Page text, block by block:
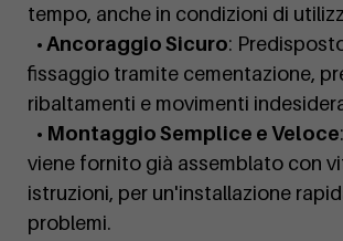
tempo, anche in condizioni di
• Ancoraggio Sicuro:
fissaggio tramite cementazione,
ribaltamenti e movimenti
• Montaggio Semplice e Veloce
viene fornito già assemblato con
istruzioni, per un'installazione
problemi.